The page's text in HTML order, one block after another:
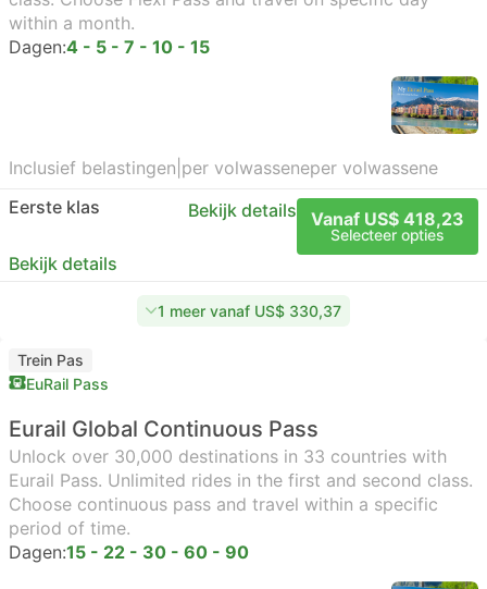
within a month.
Dagen:4 - 5 - 7 - 10 - 15
Inclusief belastingen per volwasseneper volwassene
Eerste klas
Bekijk details Vanaf US$ 418,23
Selecteer opties
Bekijk details
1 meer vanaf US$ 330,37
Trein Pas
EuRail Pass
Eurail Global Continuous Pass
Unlock over 30,000 destinations in 33 countries with
Eurail Pass. Unlimited rides in the first and second class.
Choose continuous pass and travel within a specific
period of time.
Dagen:15 - 22 - 30 - 60 - 90